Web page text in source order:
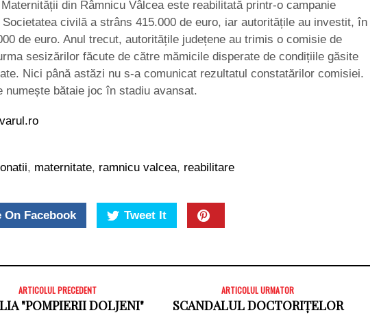
din Râmnicu Vâlcea este reabilitată printr-o campanie
Societatea civilă a strâns 415.000 de euro, iar autoritățile au investit, în
de euro. Anul trecut, autoritățile județene au trimis o comisie de
sesizărilor făcute de către mămicile disperate de condițiile găsite
Nici până astăzi nu s-a comunicat rezultatul constatărilor comisiei.
numește bătaie joc în stadiu avansat.
, maternitate, ramnicu valcea, reabilitare
On Facebook Tweet It
ARTICOLUL PRECEDENT
"POMPIERII DOLJENI"
ARTICOLUL URMATOR
SCANDALUL DOCTORIȚELOR